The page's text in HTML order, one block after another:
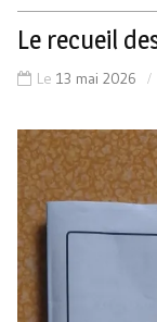
Le recueil
Le 13 mai 2026